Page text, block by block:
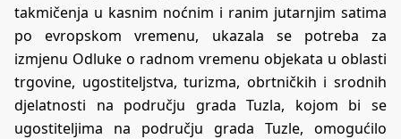
takmičenja u kasnim noćnim i ranim jutarnjim satima
po evropskom vremenu, ukazala se potreba za
izmjenu Odluke o radnom vremenu objekata u oblasti
trgovine, ugostiteljstva, turizma, obrtničkih i srodnih
djelatnosti na području grada Tuzla, kojom bi se
ugostiteljima na području grada Tuzle, omogućilo